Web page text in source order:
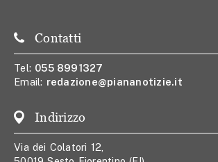
Contatti
Tel: 055 8991327
Email: redazione@piananotizie.it
Indirizzo
Via dei Colatori 12,